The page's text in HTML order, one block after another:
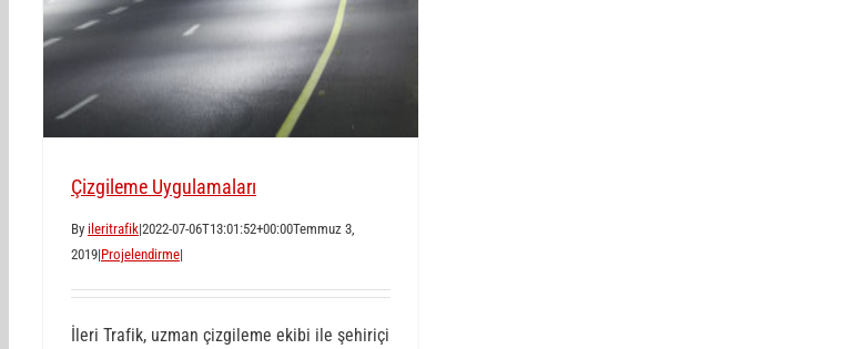
Çizgileme Uygulamaları
By ileritrafik|2022-07-06T13:01:52+00:00Temmuz 3,
2019|Projelendirme|
İleri Trafik, uzman çizgileme ekibi ile şehiriçi